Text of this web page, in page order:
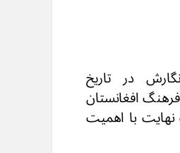
در تاریخ
افغانستان
با اهمیت